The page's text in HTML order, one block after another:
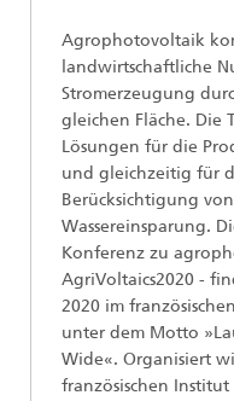
Agrophotovoltaik
landwirtschaftliche
Stromerzeugung
gleichen Fläche. Die
Lösungen für die
und gleichzeitig für
Berücksichtigung
Wassereinsparung.
Konferenz zu
AgriVoltaics2020 -
2020 im
unter dem Motto
Wide«. Organisiert
französischen